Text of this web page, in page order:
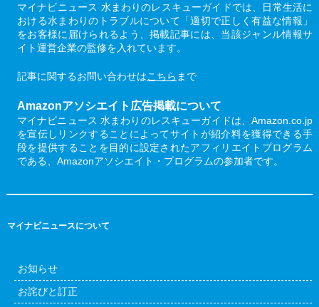
マイナビニュース 水まわりのレスキューガイドでは、日常生活に
おける水まわりのトラブルについて「適切で正しく有益な情報」
をお客様に届けられるよう、掲載記事には、当該ジャンル情報サ
イト運営企業の監修を入れています。
記事に関するお問い合わせはこちら まで
Amazonアソシエイト広告掲載について
マイナビニュース 水まわりのレスキューガイドは、Amazon.co.jp
を宣伝しリンクすることによってサイトが紹介料を獲得できる手
段を提供することを目的に設定されたアフィリエイトプログラム
である、Amazonアソシエイト・プログラムの参加者です。
マイナビニュースについて
お知らせ
お詫びと訂正